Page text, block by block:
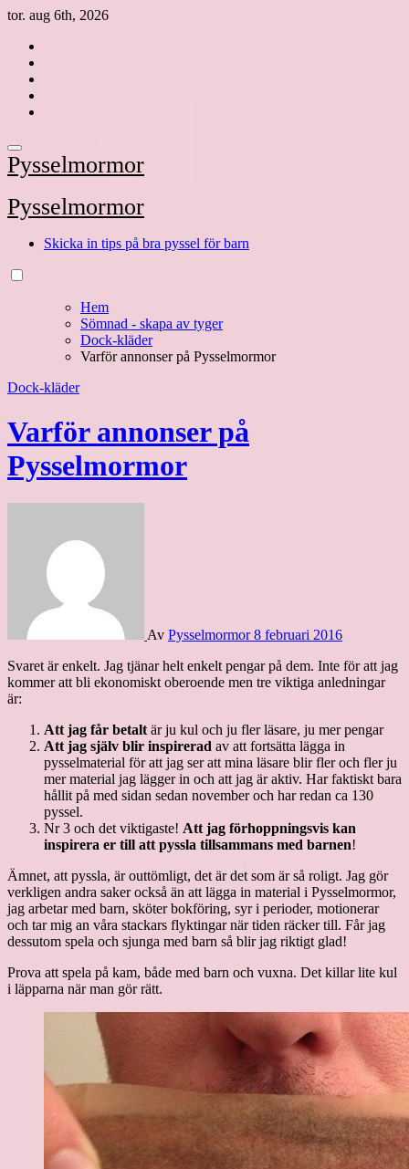
Hoppa
innehåll
tor. aug 6th, 2026
Pysselmormor
Pysselmormor
Skicka in tips på bra pyssel för barn
Hem
Sömnad - skapa av tyger
Dock-kläder
Varför annonser på Pysselmormor
Dock-kläder
Varför annonser på
Pysselmormor
Av Pysselmormor8 februari 2016
Svaret är enkelt. Jag tjänar helt enkelt pengar på dem. Inte för att jag
kommer att bli ekonomiskt oberoende men tre viktiga anledningar
är:
Att jag får betalt är ju kul och ju fler läsare, ju mer pengar
Att jag själv blir inspirerad av att fortsätta lägga in
pysselmaterial för att jag ser att mina läsare blir fler och fler ju
mer material jag lägger in och att jag är aktiv. Har faktiskt bara
hållit på med sidan sedan november och har redan ca 130
pyssel.
Nr 3 och det viktigaste! Att jag förhoppningsvis kan
inspirera er till att pyssla tillsammans med barnen!
Ämnet, att pyssla, är outtömligt, det är det som är så roligt. Jag gör
verkligen andra saker också än att lägga in material i Pysselmormor,
jag arbetar med barn, sköter bokföring, syr i perioder, motionerar
och tar mig an våra stackars flyktingar när tiden räcker till. Får jag
dessutom spela och sjunga med barn så blir jag riktigt glad!
Prova att spela på kam, både med barn och vuxna. Det killar lite kul
i läpparna när man gör rätt.